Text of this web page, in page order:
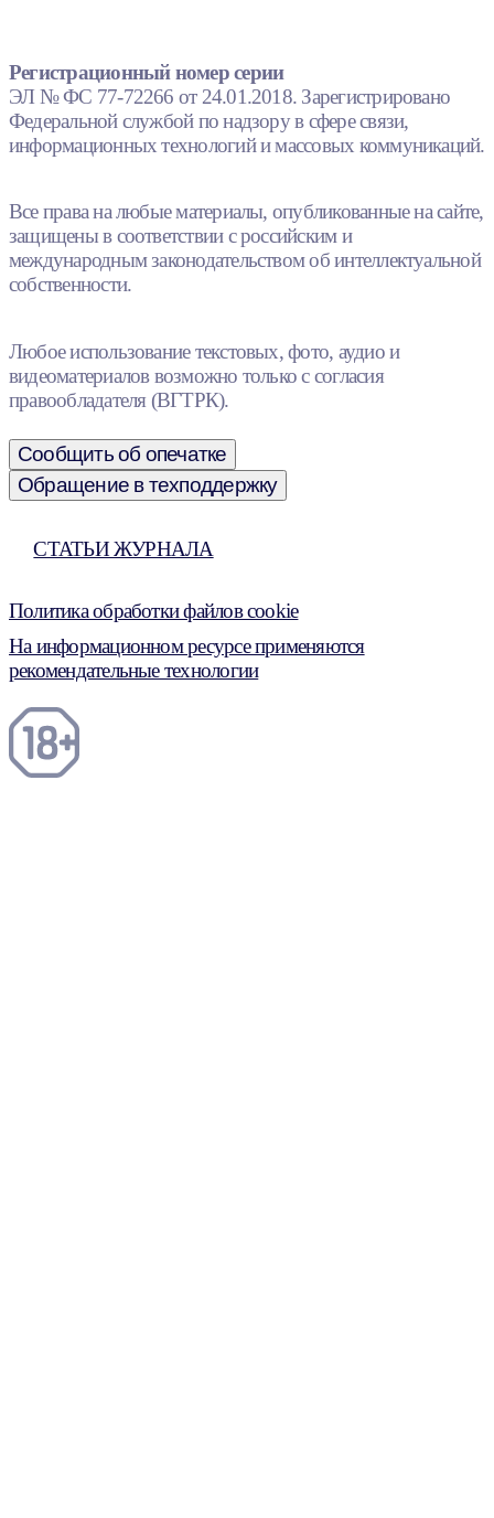
Регистрационный номер серии
ЭЛ № ФС 77-72266 от 24.01.2018. Зарегистрировано
Федеральной службой по надзору в сфере связи,
информационных технологий и массовых коммуникаций.
Все права на любые материалы, опубликованные на сайте,
защищены в соответствии с российским и
международным законодательством об интеллектуальной
собственности.
Любое использование текстовых, фото, аудио и
видеоматериалов возможно только с согласия
правообладателя (ВГТРК).
Сообщить об опечатке
Обращение в техподдержку
СТАТЬИ ЖУРНАЛА
Политика обработки файлов cookie
На информационном ресурсе применяются
рекомендательные технологии